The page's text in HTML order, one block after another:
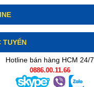
TUYẾN
Hotline bán hàng HCM 24/7
0886.00.11.66